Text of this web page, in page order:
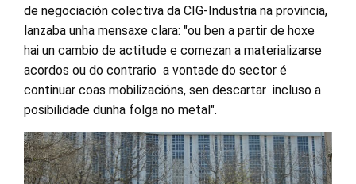
de negociación colectiva da CIG-Industria na provincia,
lanzaba unha mensaxe clara: "ou ben a partir de hoxe
hai un cambio de actitude e comezan a materializarse
acordos ou do contrario a vontade do sector é
continuar coas mobilizacións, sen descartar incluso a
posibilidade dunha folga no metal".